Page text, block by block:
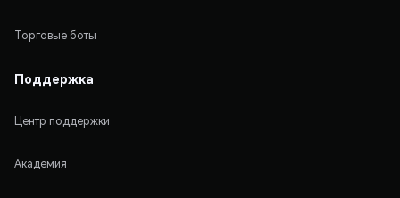
Торговые боты
Поддержка
Центр поддержки
Академия